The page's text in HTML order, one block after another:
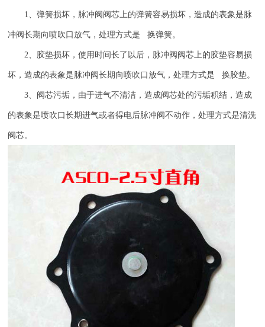
1、弹簧损坏，脉冲阀阀芯上的弹簧容易损坏，造成的表象是脉
冲阀长期向喷吹口放气，处理方式是 换弹簧。
2、胶垫损坏，使用时间长了以后，脉冲阀阀芯上的胶垫容易损
坏，造成的表象是脉冲阀长期向喷吹口放气，处理方式是 换胶垫。
3、阀芯污垢，由于进气不清洁，造成阀芯处的污垢积结，造成
的表象是喷吹口长期进气或者得电后脉冲阀不动作，处理方式是清洗
阀芯。